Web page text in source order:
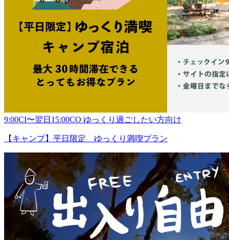
9:00CI〜翌日15:00CO ゆっくり過ごしたい方向け
【キャンプ】平日限定 ゆっくり満喫プラン